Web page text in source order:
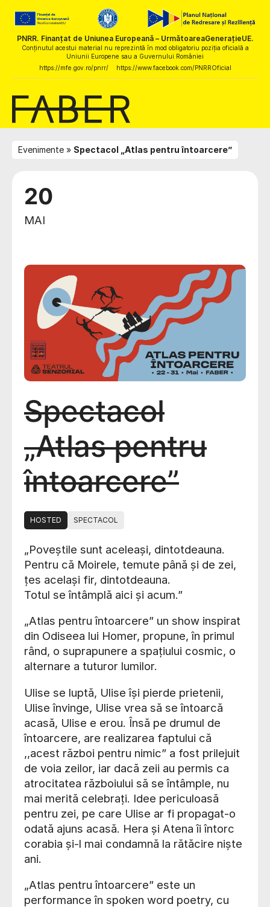
PNRR. Finanțat de Uniunea Europeană – UrmătoareaGenerațieUE.
Conținutul acestui material nu reprezintă în mod obligatoriu poziția oficială a
Uniunii Europene sau a Guvernului României
https://mfe.gov.ro/pnrr/
https://www.facebook.com/PNRROficial
Evenimente Spectacol „Atlas pentru întoarcere”
20
MAI
Spectacol
„Atlas pentru
întoarcere”
HOSTED SPECTACOL
„Poveștile sunt aceleași, dintotdeauna.
Pentru că Moirele, temute până și de zei,
țes același fir, dintotdeauna.
Totul se întâmplă aici și acum.”
„Atlas pentru întoarcere” un show inspirat
din Odiseea lui Homer, propune, în primul
rând, o suprapunere a spațiului cosmic, o
alternare a tuturor lumilor.
Ulise se luptă, Ulise își pierde prietenii,
Ulise învinge, Ulise vrea să se întoarcă
acasă, Ulise e erou. Însă pe drumul de
întoarcere, are realizarea faptului că
,,acest război pentru nimic” a fost prilejuit
de voia zeilor, iar dacă zeii au permis ca
atrocitatea războiului să se întâmple, nu
mai merită celebrați. Idee periculoasă
pentru zei, pe care Ulise ar fi propagat-o
odată ajuns acasă. Hera și Atena îi întorc
corabia și-l mai condamnă la rătăcire niște
ani.
„Atlas pentru întoarcere” este un
performance în spoken word poetry, cu